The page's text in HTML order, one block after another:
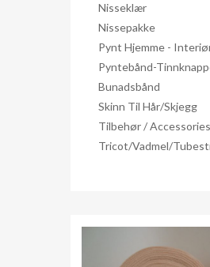
Nisseklær
Nissepakke
Pynt Hjemme -
Pyntebånd-
Bunadsbånd
Skinn Til Hår/skjegg
Tilbehør / Accessories
Tricot/Vadmel/